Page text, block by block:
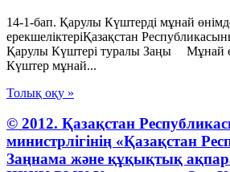
14-1-бап. Қарулы Күштерді мұнай
ерекшеліктеріҚазақстан
Қарулы Күштері туралы Заңы Мұнай
Күштер мұнай...
Толық оқу »
© 2012. Қазақстан
министрлігінің «Қазақстан
Заңнама және құқықтық